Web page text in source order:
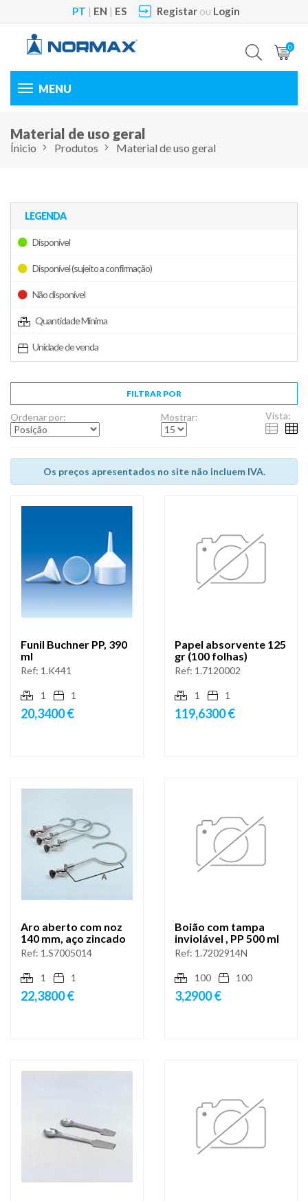
PT | EN | ES Registarou Login
0
Toggle
Material de uso geral
Ínicio Produtos Material de uso geral
LEGENDA
Disponível
Disponível (sujeito a confirmação)
Não disponível
Quantidade Mínima
Unidade de venda
FILTRAR POR
Ordenar por: Mostrar: Vista:
Os preços apresentados no site não incluem IVA.
Funil Buchner PP, 390
ml
Ref: 1.K441
1 1
20,3400 €
Papel absorvente 125
gr (100 folhas)
Ref: 1.7120002
1 1
119,6300 €
Aro aberto com noz
140 mm, aço zincado
Ref: 1.S7005014
1 1
22,3800 €
Boião com tampa
inviolável , PP 500 ml
Ref: 1.7202914N
100 100
3,2900 €